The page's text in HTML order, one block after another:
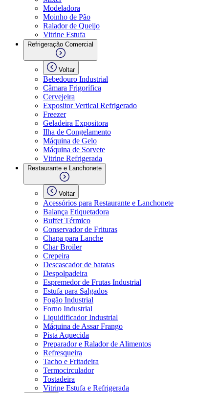
Modeladora
Moinho de Pão
Ralador de Queijo
Vitrine Estufa
Refrigeração Comercial
Voltar
Bebedouro Industrial
Câmara Frigorífica
Cervejeira
Expositor Vertical Refrigerado
Freezer
Geladeira Expositora
Ilha de Congelamento
Máquina de Gelo
Máquina de Sorvete
Vitrine Refrigerada
Restaurante e Lanchonete
Voltar
Acessórios para Restaurante e Lanchonete
Balança Etiquetadora
Buffet Térmico
Conservador de Frituras
Chapa para Lanche
Char Broiler
Crepeira
Descascador de batatas
Despolpadeira
Espremedor de Frutas Industrial
Estufa para Salgados
Fogão Industrial
Forno Industrial
Liquidificador Industrial
Máquina de Assar Frango
Pista Aquecida
Preparador e Ralador de Alimentos
Refresqueira
Tacho e Fritadeira
Termocirculador
Tostadeira
Vitrine Estufa e Refrigerada